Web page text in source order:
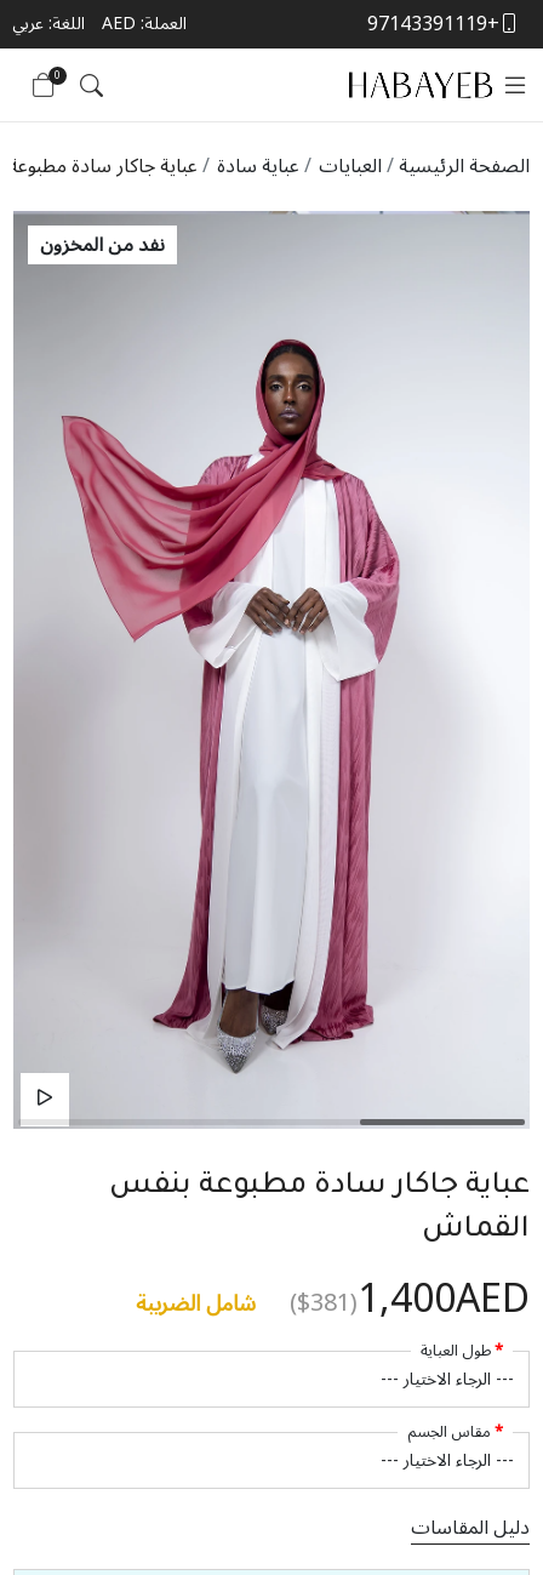
+97143391119 العملة:AED اللغة: عربي
0
الصفحة الرئيسية العبايات عباية سادة عباية جاكار سادة
نفد من المخزون
عباية جاكار سادة مطبوعة بنفس
القماش
1,400AED
($381) شامل الضريبة
طول العباية
مقاس الجسم
دليل المقاسات